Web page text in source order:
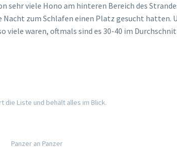
sehr viele Hono am hinteren Bereich des
zum Schlafen einen Platz gesucht
viele waren, oftmals sind es 30-40 im
die Liste und behält alles im Blick.
Panzer an Panzer